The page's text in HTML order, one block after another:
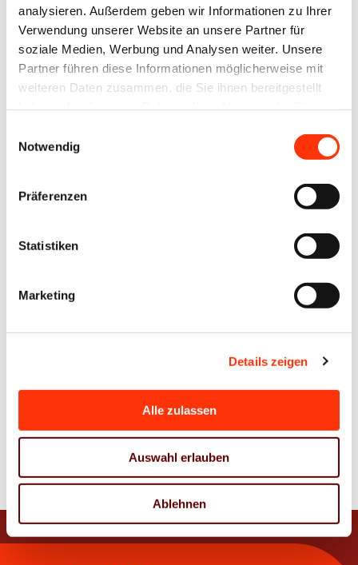
analysieren. Außerdem geben wir Informationen zu Ihrer
Verwendung unserer Website an unsere Partner für
soziale Medien, Werbung und Analysen weiter. Unsere
Partner führen diese Informationen möglicherweise mit
weiteren Daten zusammen, die Sie ihnen bereitgestellt
Notwendig
Präferenzen
Statistiken
Marketing
Details zeigen
Alle zulassen
Auswahl erlauben
Ablehnen
Bitte geben Sie Ihren
Benutzernamen und Ihr
Passwort ein, um sich an der
Zur Übersicht